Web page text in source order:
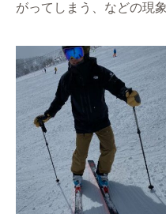
がってしまう、などの現